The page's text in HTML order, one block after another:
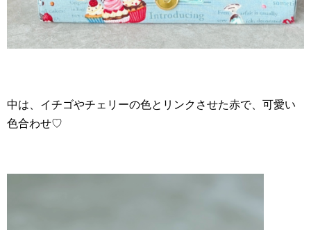
中は、イチゴやチェリーの色とリンクさせた赤で、可愛い
色合わせ♡